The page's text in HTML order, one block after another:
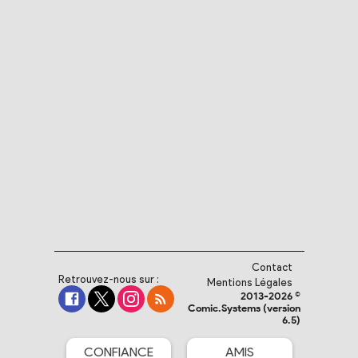
Retrouvez-nous sur :
Contact
Mentions Légales
2013-2026 ©
Comic.Systems (version
6.5)
CONFIANCE AMIS